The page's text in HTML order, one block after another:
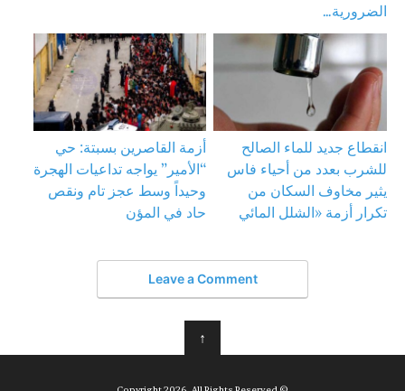
الضرورية…
انقطاع جديد للماء الصالح
للشرب بعدد من أحياء فاس
يثير مخاوف السكان من
تكرار أزمة «الشلل المائي
أزمة القاصرين بسبتة: حي
“الأمير” يواجه تداعيات الهجرة
وحيداً وسط عجز تام ونقص
حاد في المؤن
Leave a Comment
↑